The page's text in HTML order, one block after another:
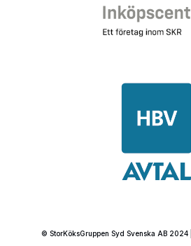
© StorKöksGruppen Syd Svenska AB 2024 |